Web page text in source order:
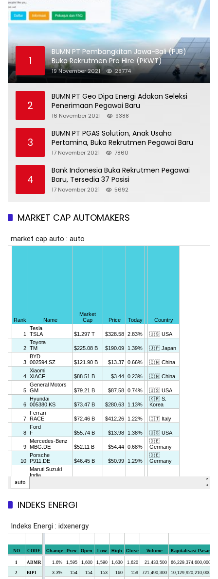
1
BUMN PT Pembangkitan Jawa-Bali (PJB)
Buka Rekrutmen Pro Hire (PKWT)
19 November 2021 28774
2
BUMN PT Geo Dipa Energi Adakan Seleksi
Penerimaan Pegawai Baru
16 November 2021 9388
3
BUMN PT PGAS Solution, Anak Usaha
Pertamina, Buka Rekrutmen Pegawai Baru
17 November 2021 7860
4
Bank Indonesia Buka Rekrutmen Pegawai
Baru, Tersedia 37 Posisi
17 November 2021 5692
MARKET CAP AUTOMAKERS
INDEKS ENERGI